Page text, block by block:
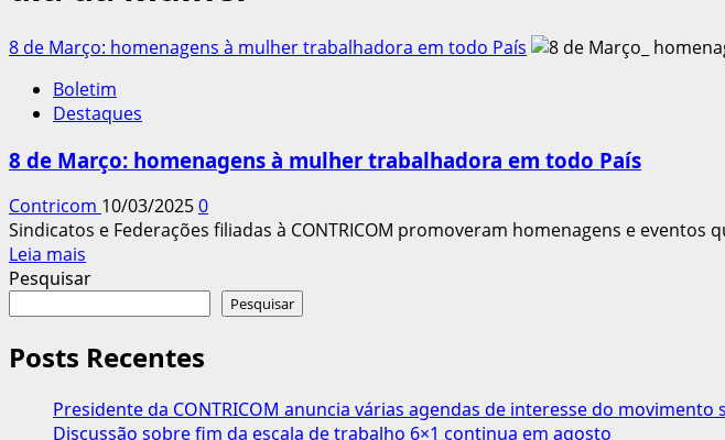
8 de Março: homenagens à mulher trabalhadora em todo País
Boletim
Destaques
8 de Março: homenagens à mulher trabalhadora em todo País
Contricom 10/03/20250
Sindicatos e Federações filiadas à CONTRICOM promoveram homenagens e
Leia mais
mais
de
Março:
homenagens
à
Pesquisar
Pesquisar
Posts Recentes
Presidente da CONTRICOM anuncia várias agendas de interesse do movimento
Discussão sobre fim da escala de trabalho 6×1 continua em agosto